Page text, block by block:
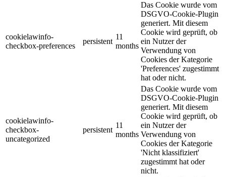
cookielawinfo-
checkbox-preferences
persistent
11
months
Das Cookie wurde vom
DSGVO-Cookie-Plugin
generiert. Mit diesem
Cookie wird geprüft, ob
ein Nutzer der
Verwendung von
Cookies der Kategorie
'Preferences' zugestimmt
hat oder nicht.
cookielawinfo-
checkbox-
uncategorized
persistent
11
months
Das Cookie wurde vom
DSGVO-Cookie-Plugin
generiert. Mit diesem
Cookie wird geprüft, ob
ein Nutzer der
Verwendung von
Cookies der Kategorie
'Nicht klassifiziert'
zugestimmt hat oder
nicht.